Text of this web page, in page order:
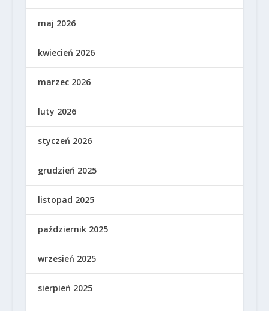
maj 2026
kwiecień 2026
marzec 2026
luty 2026
styczeń 2026
grudzień 2025
listopad 2025
październik 2025
wrzesień 2025
sierpień 2025